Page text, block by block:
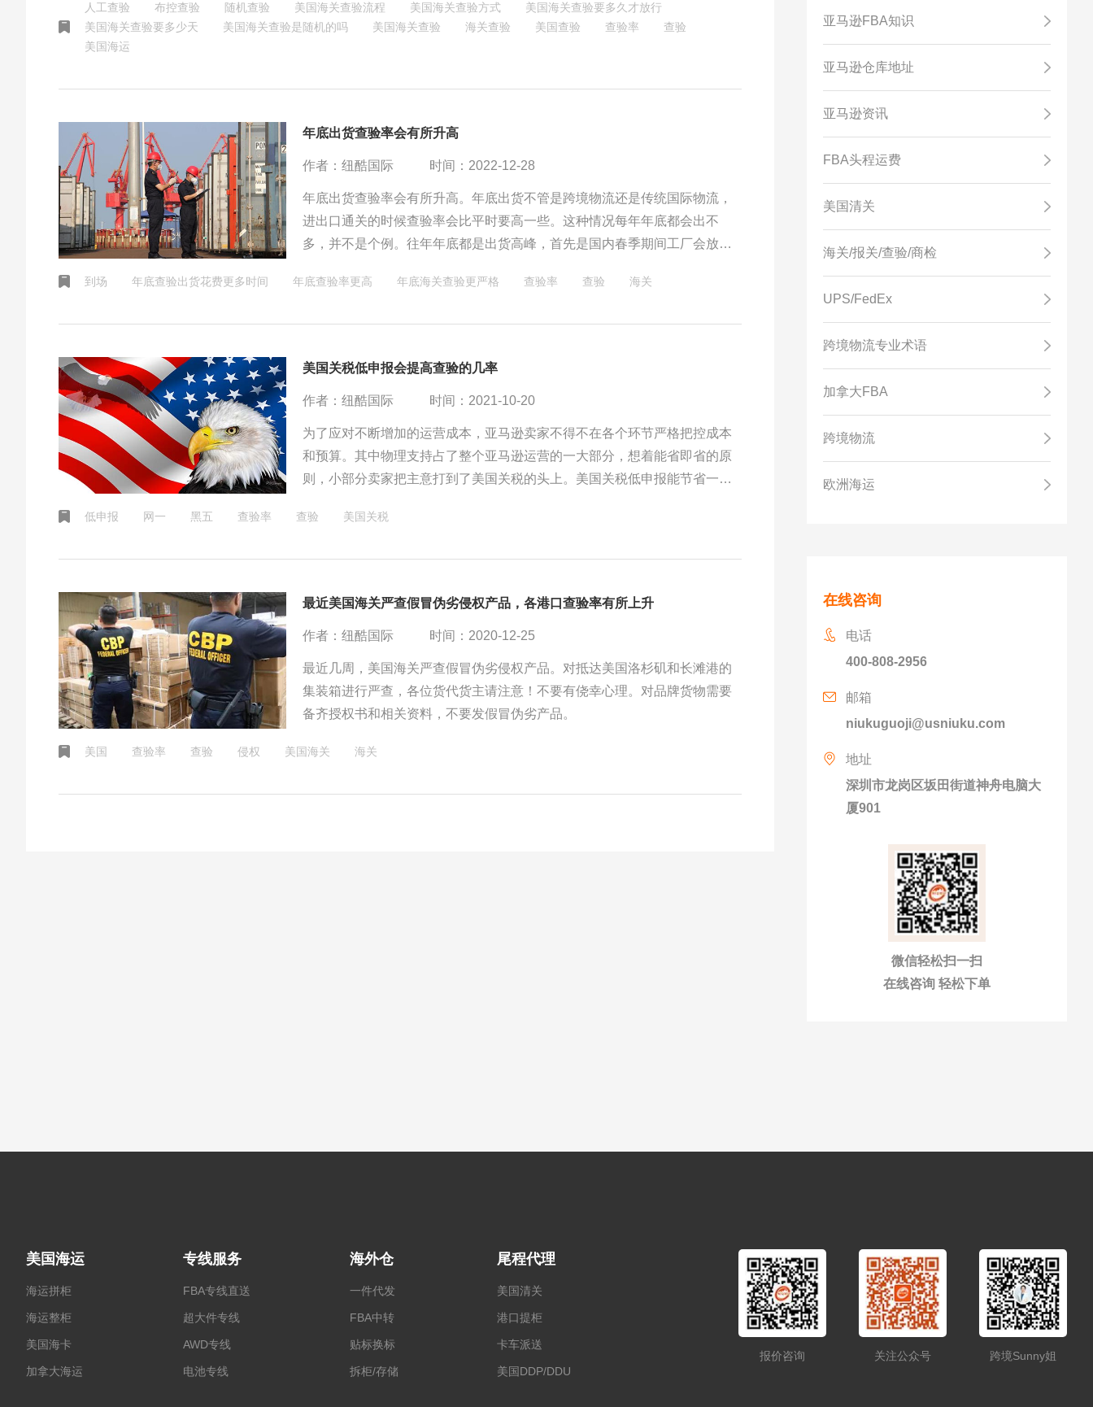
人工查验 布控查验 随机查验 美国海关查验流程 美国海关查验方式
美国海关查验要多久才放行
美国海关查验要多少天
美国海关查验是随机的吗 美国海关查验 海关查验 美国查验 查验率
查验
美国海运
年底出货查验率会有所升高
作者：纽酷国际 时间：2022-12-28
年底出货查验率会有所升高。年底出货不管是跨境物流还是传统国际物流，
进出口通关的时候查验率会比平时要高一些。这种情况每年年底都会出不
多，并不是个例。往年年底都是出货高峰，首先是国内春季期间工厂会放
到场 年底查验出货花费更多时间 年底查验率更高 年底海关查验更严格 查验率 查验 海关
美国关税低申报会提高查验的几率
作者：纽酷国际 时间：2021-10-20
为了应对不断增加的运营成本，亚马逊卖家不得不在各个环节严格把控成本
和预算。其中物理支持占了整个亚马逊运营的一大部分，想着能省即省的原
则，小部分卖家把主意打到了美国关税的头上。美国关税低申报能节省一部
低申报 网一 黑五 查验率 查验 美国关税
最近美国海关严查假冒伪劣侵权产品，各港口查验率有所上升
作者：纽酷国际 时间：2020-12-25
最近几周，美国海关严查假冒伪劣侵权产品。对抵达美国洛杉矶和长滩港的
集装箱进行严查，各位货代货主请注意！不要有侥幸心理。对品牌货物需要
备齐授权书和相关资料，不要发假冒伪劣产品。
美国 查验率 查验 侵权 美国海关 海关
亚马逊FBA知识
亚马逊仓库地址
亚马逊资讯
FBA头程运费
美国清关
海关/报关/查验/商检
UPS/FedEx
跨境物流专业术语
加拿大FBA
跨境物流
欧洲海运
在线咨询
电话
400-808-2956
邮箱
niukuguoji@usniuku.com
地址
深圳市龙岗区坂田街道神舟电脑大
厦901
微信轻松扫一扫
在线咨询 轻松下单
美国海运
海运拼柜
海运整柜
美国海卡
加拿大海运
专线服务
FBA专线直送
超大件专线
AWD专线
电池专线
海外仓
一件代发
FBA中转
贴标换标
拆柜/存储
尾程代理
美国清关
港口提柜
卡车派送
美国DDP/DDU
报价咨询 关注公众号 跨境Sunny姐